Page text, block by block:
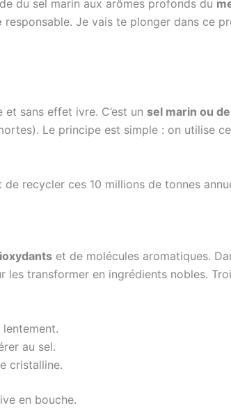
du sel marin aux arômes profonds du
responsable. Je vais te plonger dans ce
sans effet ivre. C’est un sel marin ou
Le principe est simple : on utilise
recycler ces 10 millions de tonnes
et de molécules aromatiques.
les transformer en ingrédients nobles.
au sel.
cristalline.
en bouche.